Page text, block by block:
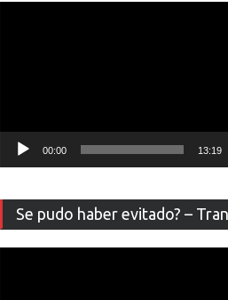
00:00 13:19
Se pudo haber evitado? –